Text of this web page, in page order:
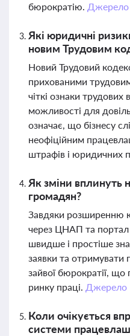
бюрократію. Джерело
Які юридичні
новим Трудовим
Новий Трудовий
прихованими
чіткі ознаки трудових
можливості для
означає, що бізнесу
неофіційним
штрафів і юридичних
Як зміни вплинуть
громадян?
Завдяки розширенню
через ЦНАП та
швидше і простіше
заявки та отримувати
зайвої бюрократії, що
ринку праці. Джерело
Коли очікується
системи